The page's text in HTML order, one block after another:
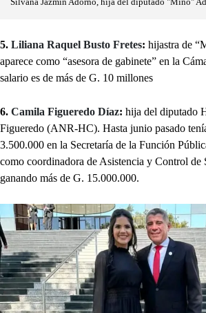
Silvana Jazmin Adorno, hija del diputado "Mino"
5. Liliana Raquel Busto Fretes: hijastra de
aparece como “asesora de gabinete” en la
salario es de más de G. 10 millones
6. Camila Figueredo Díaz: hija del diputado
Figueredo (ANR-HC). Hasta junio pasado
3.500.000 en la Secretaría de la Función
como coordinadora de Asistencia y Control de
ganando más de G. 15.000.000.